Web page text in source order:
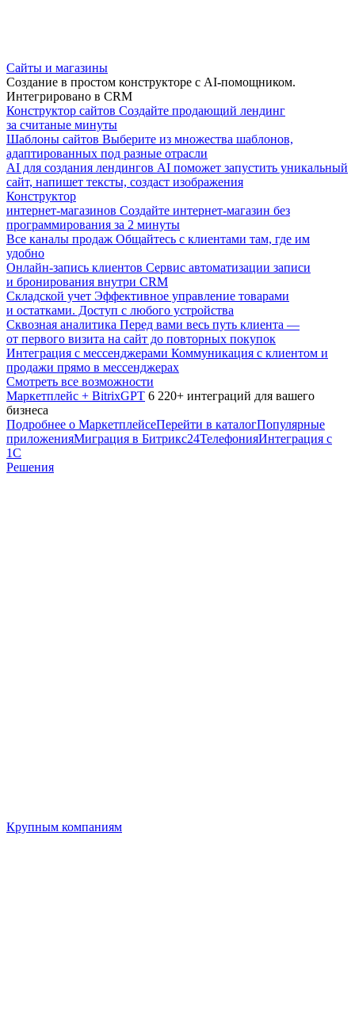
Сайты и магазины
Создание в простом конструкторе с AI-помощником.
Интегрировано в CRM
Конструктор сайтов Создайте продающий лендинг
за считаные минуты
Шаблоны сайтов Выберите из множества шаблонов,
адаптированных под разные отрасли
AI для создания лендингов AI поможет запустить уникальный
сайт, напишет тексты, создаст изображения
Конструктор
интернет-магазинов Создайте интернет-магазин без
программирования за 2 минуты
Все каналы продаж Общайтесь с клиентами там, где им
удобно
Онлайн-запись клиентов Сервис автоматизации записи
и бронирования внутри CRM
Складской учет Эффективное управление товарами
и остатками. Доступ с любого устройства
Сквозная аналитика Перед вами весь путь клиента —
от первого визита на сайт до повторных покупок
Интеграция с мессенджерами Коммуникация с клиентом и
продажи прямо в мессенджерах
Смотреть все возможности
Маркетплейс + BitrixGPT 6 220+ интеграций для вашего
бизнеса
Подробнее о МаркетплейсеПерейти в каталогПопулярные
приложенияМиграция в Битрикс24ТелефонияИнтеграция с
1С
Решения
Крупным компаниям